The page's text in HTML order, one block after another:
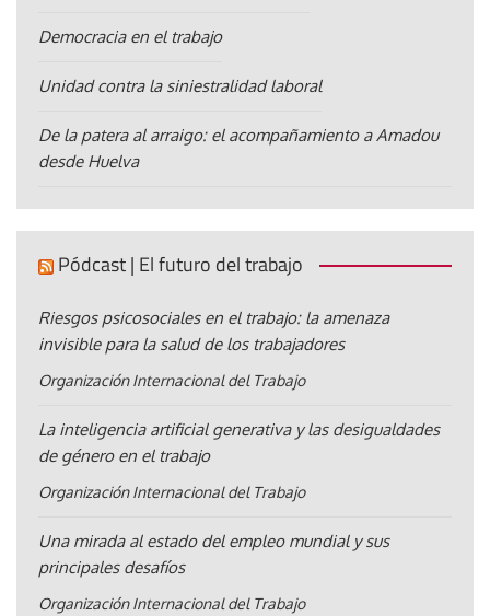
Democracia en el trabajo
Unidad contra la siniestralidad laboral
De la patera al arraigo: el acompañamiento a Amadou
desde Huelva
Pódcast | El futuro del trabajo
Riesgos psicosociales en el trabajo: la amenaza
invisible para la salud de los trabajadores
Organización Internacional del Trabajo
La inteligencia artificial generativa y las desigualdades
de género en el trabajo
Organización Internacional del Trabajo
Una mirada al estado del empleo mundial y sus
principales desafíos
Organización Internacional del Trabajo